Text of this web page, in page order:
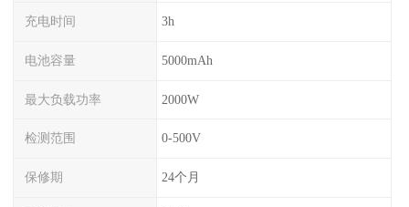
充电时间 3h
电池容量 5000mAh
最大负载功率 2000W
检测范围 0-500V
保修期 24个月